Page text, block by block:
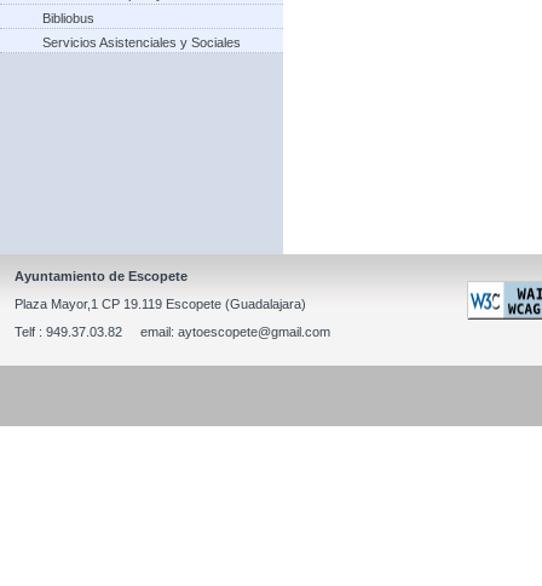
Bibliobus
Servicios Asistenciales y Sociales
Ayuntamiento de Escopete
Plaza Mayor,1 CP 19.119 Escopete (Guadalajara)
Telf : 949.37.03.82 email: aytoescopete@gmail.com